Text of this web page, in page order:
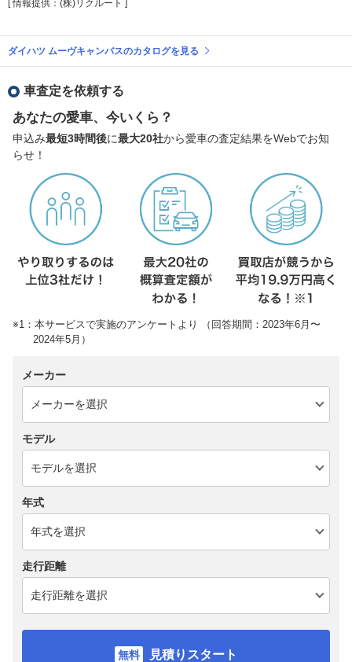
[ 情報提供：(株)リクルート ]
ダイハツ ムーヴキャンバスのカタログを見る
車査定を依頼する
あなたの愛車、今いくら？
申込み最短3時間後に最大20社から愛車の査定結果をWebでお知
らせ！
※1：本サービスで実施のアンケートより （回答期間：2023年6月〜
2024年5月）
メーカー
モデル
年式
走行距離
見積りスタート